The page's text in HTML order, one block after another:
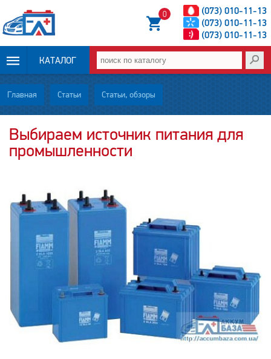
(073) 010-11-13
(073) 010-11-13
(073) 010-11-13
0
КАТАЛОГ
ОПЛАТА И
ДОСТАВКА
НОВОСТИ
О НАС
КОНТАКТЫ
Главная Статьи Статьи, обзоры
Выбираем источник питания для
промышленности